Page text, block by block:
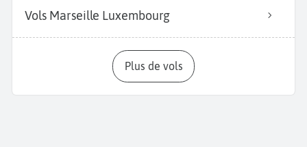
Vols Marseille Luxembourg
Plus de vols